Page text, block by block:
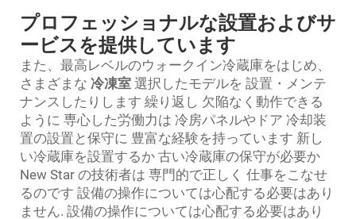
プロフェッショナルな設置およびサ
ービスを提供しています
また、最高レベルのウォークイン冷蔵庫をはじめ、
さまざまな 冷凍室 選択したモデルを 設置・メンテ
ナンスしたりします 繰り返し 欠陥なく動作できる
ように 専心した労働力は 冷房パネルやドア 冷却装
置の設置と保守に 豊富な経験を持っています 新し
い冷蔵庫を設置するか 古い冷蔵庫の保守が必要か
New Star の技術者は 専門的で正しく 仕事をこなせ
るのです 設備の操作については心配する必要はあり
ません. 設備の操作については心配する必要はあり